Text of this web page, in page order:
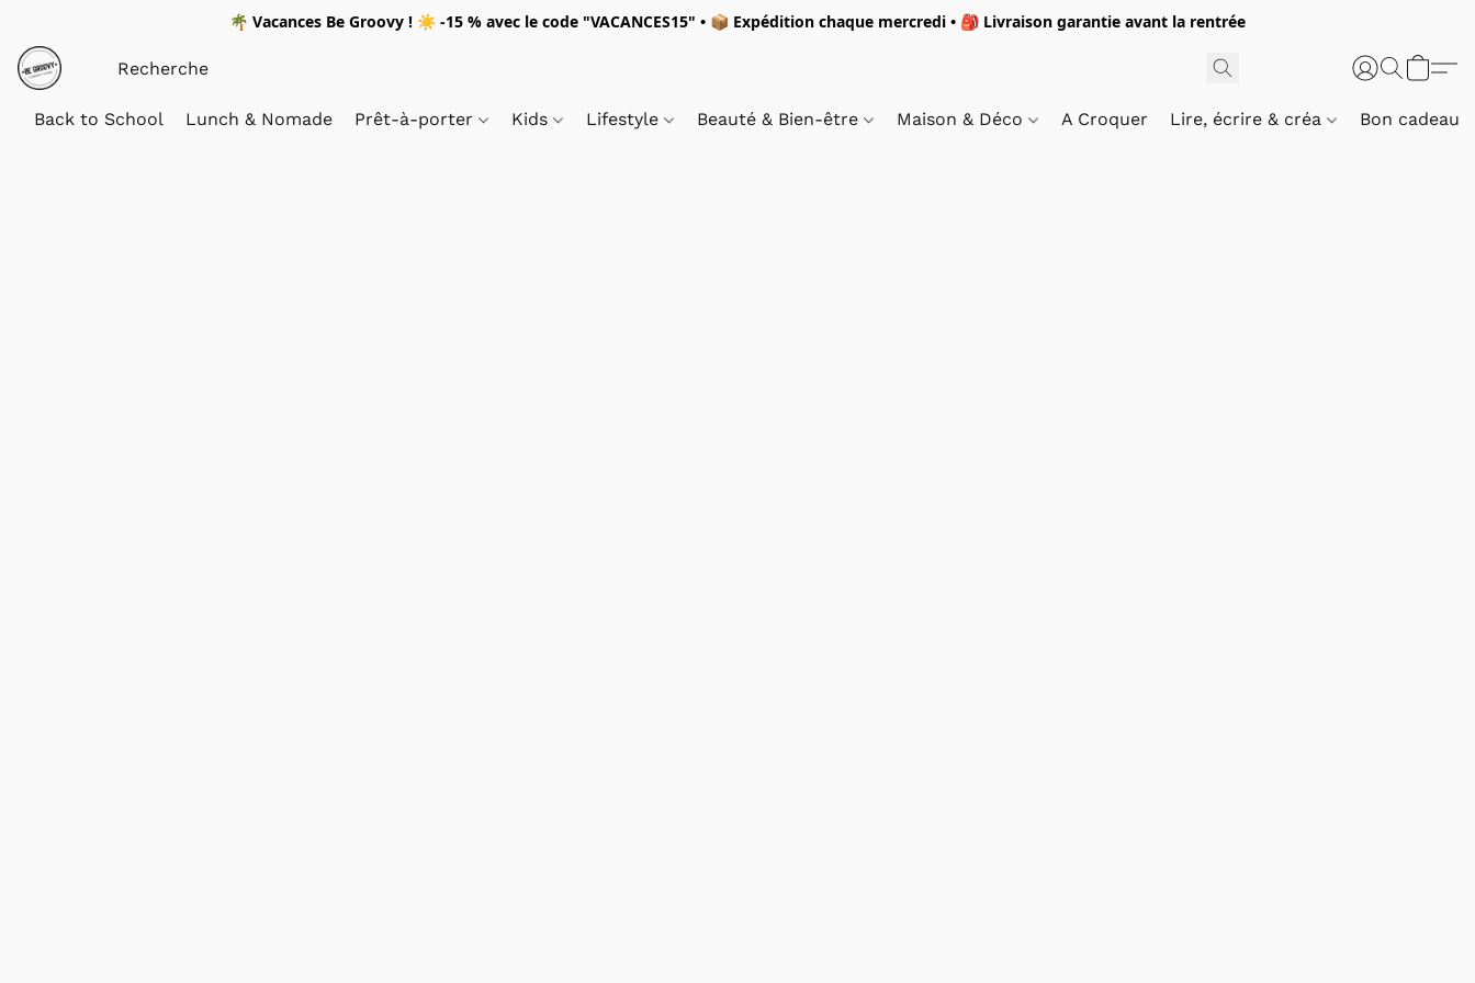
🌴 Vacances Be Groovy ! ☀️ -15 % avec le code "VACANCES15" • 📦 Expédition chaque mercredi • 🎒 Livraison garantie avant la rentrée
Back to School Lunch & Nomade Prêt-à-porter Kids Lifestyle Beauté & Bien-être Maison & Déco A Croquer Lire, écrire & créa Bon cadeau